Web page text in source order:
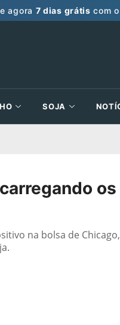
agora 7 dias grátis com o
SOJA
na bolsa de